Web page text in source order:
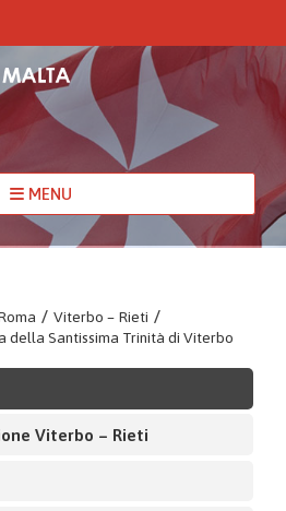
MENU
/ Viterbo – Rieti /
della Santissima Trinità di Viterbo
Viterbo – Rieti